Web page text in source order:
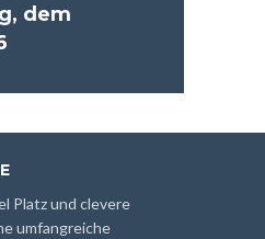
dem
Platz und clevere
umfangreiche